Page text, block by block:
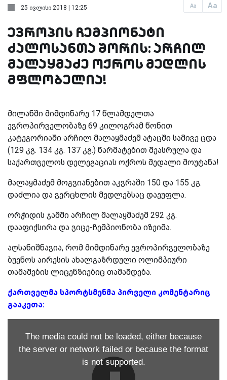
Aa Aa
25 ივლისი 2018 | 12:25
ევროპის ჩემპიონატი
ძალოსანთა შორის: არჩილ
მალაყმაძე ოქროს მედლის
მფლობელია!
მილანში მიმდინარე 17 წლამდელთა
ევროპირველობაზე 69 კილოგრამ წონით
კატეგორიაში არჩილ მალაყმაძემ ატაცში სამივე ცდა
(129 კგ. 134 კგ. 137 კგ.) წარმატებით შეასრულა და
საქართველოს დელეგაციას ოქროს მედალი მოუტანა!
მალაყმაძემ მოგვიანებით აკვრაში 150 და 155 კგ.
დაძლია და ვერცხლის მედლებსაც დაეუფლა.
ორჭიდის ჯამში არჩილ მალაყმაძემ 292 კგ.
დააფიქსირა და ვიცე-ჩემპიონობა იზეიმა.
აღსანიშნავია, რომ მიმდინარე ევროპირველობაზე
ბუენოს აირესის ახალგაზრდული ოლიმპიური
თამაშების ლიცენზიებიც თამაშდება.
ქართველმა სპორტსმენმა პირველი კომენტარიც
გააკეთა:
The media could not be loaded, either because
the server or network failed or because the format
is not supported.